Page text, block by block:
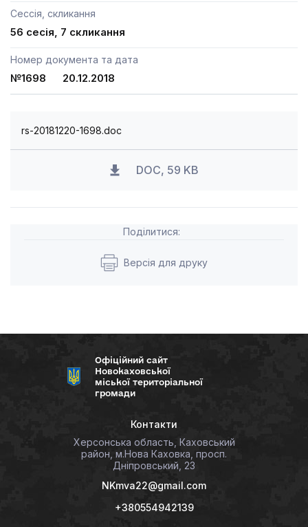
Сессія, скликання
56 сесія, 7 скликання
Номер документа та дата
№1698 20.12.2018
rs-20181220-1698.doc
DOC, 59 KB
Поділитися:
Версія для друку
Офіційний сайт
Новокаховської
міської територіальної
громади
Контакти
Херсонська область, Каховський
район, м.Нова Каховка, просп.
Дніпровський, 23
NKmva22@gmail.com
+380554942139